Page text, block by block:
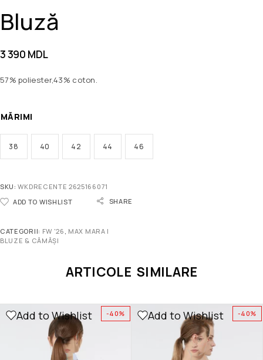
Bluză
3 390 MDL
57% poliester,43% coton.
MĂRIMI
38 40 42 44 46
SKU:WKDRECENTE 2625166071
ADD TO WISHLIST
SHARE
CATEGORII: FW '26 , MAX MARA |
BLUZE & CĂMĂȘI
ARTICOLE SIMILARE
-40%
Add to Wishlist -40%
Add to Wishlist